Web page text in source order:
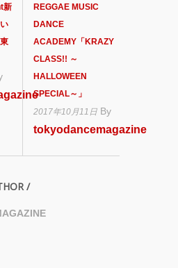
新
REGGAE MUSIC
DANCE
ACADEMY「KRAZY
CLASS!! ～
HALLOWEEN
SPECIAL～」
2017年10月11日 By
tokyodancemagazine
/